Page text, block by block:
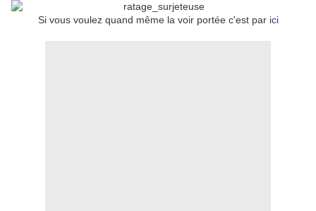
Si vous voulez quand même la voir portée c'est par ici